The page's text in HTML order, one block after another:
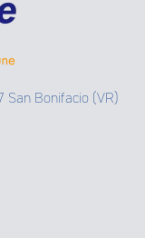
San Bonifacio (VR)